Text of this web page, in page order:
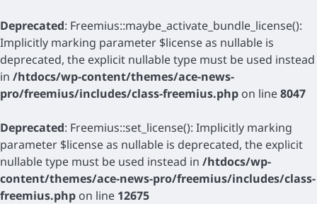
Deprecated: Freemius::maybe_activate_bundle_license():
Implicitly marking parameter $license as nullable is
deprecated, the explicit nullable type must be used instead
in /htdocs/wp-content/themes/ace-news-
pro/freemius/includes/class-freemius.php on line8047
Deprecated: Freemius::set_license(): Implicitly marking
parameter $license as nullable is deprecated, the explicit
nullable type must be used instead in /htdocs/wp-
content/themes/ace-news-pro/freemius/includes/class-
freemius.php on line 12675